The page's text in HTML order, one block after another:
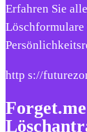
Erfahren Sie
Löschformulare
http s://